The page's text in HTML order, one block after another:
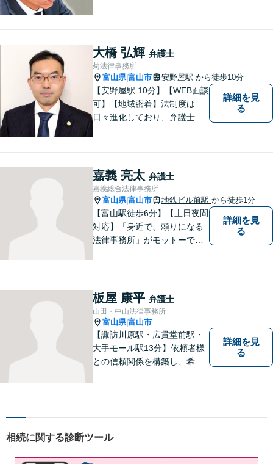
ださい。
大橋 弘輝 弁護士
菊法律事務所
富山県|富山市 安野屋駅 から徒歩10分
【安野屋駅 10分】【WEB面談
可】【地域密着】法制度は
日々進化しており、弁護士に
の声にしっかり耳を傾ける姿
勢は変わりません。
詳細を見
る
嘉義 亮太 弁護士
嘉義総合法律事務所
富山県|富山市 地鉄ビル前駅 から徒歩1分
【富山駅徒歩6分】【土日夜間
対応】「身近で、頼りになる
法律事務所」がモットーで
す。お悩みになる前に、ご相
談ください。【24Hメール受
付】
詳細を見
る
板屋 康平 弁護士
山田・中山法律事務所
富山県|富山市
【諏訪川原駅・広貫堂前駅・
大手モール駅13分】依頼者様
との信頼関係を構築し、希望
ご相談ください。平日夜間相
詳細を見
る
相続に関する診断ツール